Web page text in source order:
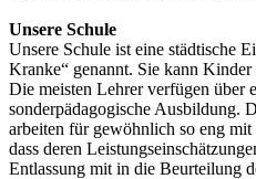
Unsere Schule
Unsere Schule ist eine städtische
Kranke“ genannt. Sie kann Kinder
Die meisten Lehrer verfügen über
sonderpädagogische Ausbildung.
arbeiten für gewöhnlich so eng
dass deren
Entlassung mit in die Beurteilung